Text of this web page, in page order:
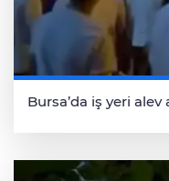
Bursa’da iş yeri alev